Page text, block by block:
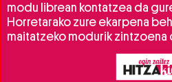
modu librean kontatzea da
Horretarako zure ekarpena
maitatzeko modurik zintzoena